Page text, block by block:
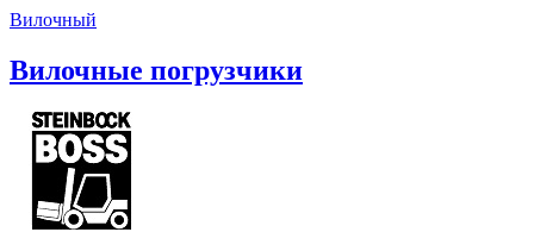
Вилочный
Вилочные погрузчики